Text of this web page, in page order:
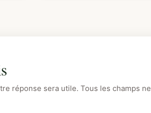
réponse sera utile. Tous les champs ne